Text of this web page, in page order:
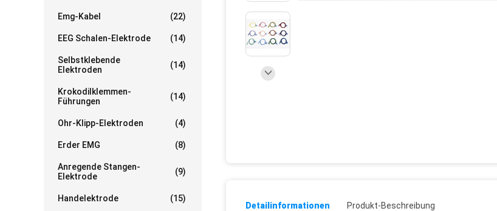
Emg-Kabel (22)
EEG Schalen-Elektrode (14)
Selbstklebende
Elektroden
(14)
Krokodilklemmen-
Führungen
(14)
Ohr-Klipp-Elektroden (4)
Erder EMG (8)
Anregende Stangen-
Elektrode
(9)
Handelektrode (15)
Detailinformationen Produkt-Beschreibung